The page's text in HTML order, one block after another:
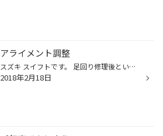
アライメント調整
スズキ スイフトです。 足回り修理後という事でご依頼を受けました。 足回りを交換した時もアライメントはオススメです‼︎（車高調とかね） タイヤ長持ちの近道ですよ。 ご相談はお気軽に。 それでは、アディオス❗️
2018年2月18日